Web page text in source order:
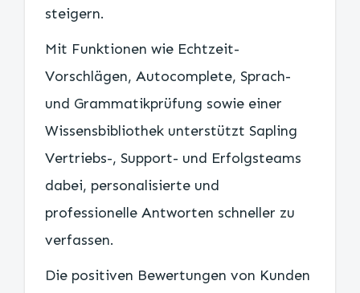
steigern.
Mit Funktionen wie Echtzeit-
Vorschlägen, Autocomplete, Sprach-
und Grammatikprüfung sowie einer
Wissensbibliothek unterstützt Sapling
Vertriebs-, Support- und Erfolgsteams
dabei, personalisierte und
professionelle Antworten schneller zu
verfassen.
Die positiven Bewertungen von Kunden